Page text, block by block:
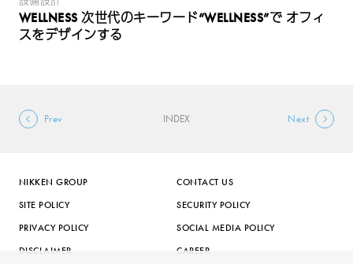
WELLNESS 次世代のキーワード“WELLNESS”で オフィ
スをデザインする
Prev INDEX Next
NIKKEN GROUP
CONTACT US
SITE POLICY
SECURITY POLICY
PRIVACY POLICY
SOCIAL MEDIA POLICY
DISCLAIMER
CAREER